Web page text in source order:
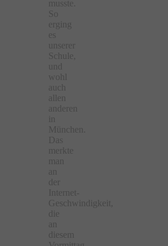
musste.
So
erging
es
unserer
Schule,
und
wohl
auch
allen
anderen
München.
Das
merkte
man
an
der
Internet-
Geschwindigkeit,
die
an
diesem